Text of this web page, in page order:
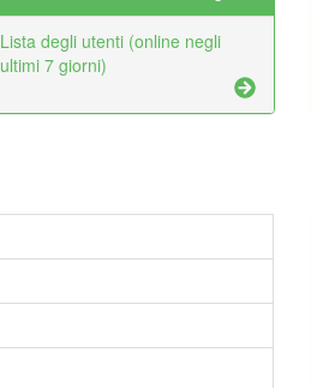
Lista degli utenti (online negli
ultimi 7 giorni)